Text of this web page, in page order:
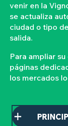
venir en la
se actualiza
ciudad o tipo
salida.
Para ampliar
páginas
los mercados